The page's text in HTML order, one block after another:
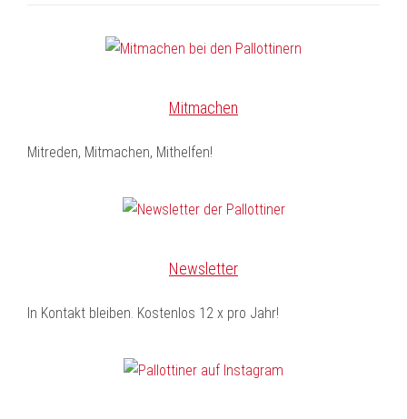
Mitmachen
Mitreden, Mitmachen, Mithelfen!
Newsletter
In Kontakt bleiben. Kostenlos 12 x pro Jahr!